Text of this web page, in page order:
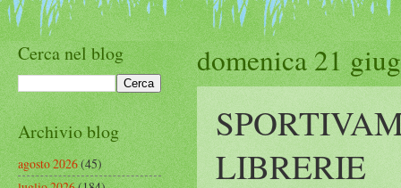
domenica 21
LIBRERIE
Cerca nel blog
Archivio blog
agosto 2026(45)